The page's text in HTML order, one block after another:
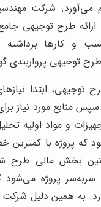
می‌آورد. شرکت
طرح توجیهی
و کارها
طرح توجیهی
توجیهی، ابتدا
منابع مورد نیاز
و مواد اولیه
که پروژه با کمترین
بخش مالی طرح
سربه‌سر پروژه می‌شود
به همین دلیل